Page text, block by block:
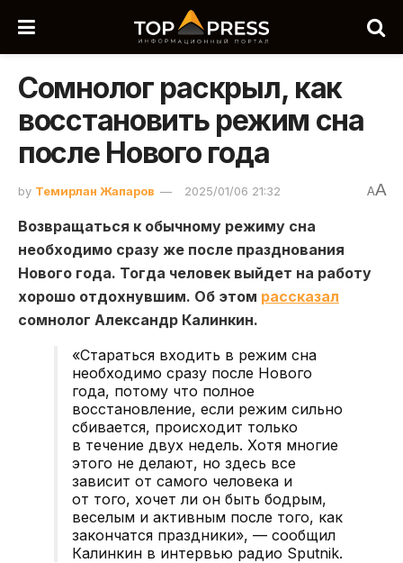
Сомнолог раскрыл, как
восстановить режим сна
после Нового года
by Темирлан Жапаров 2025/01/06 21:32 AA
Возвращаться к обычному режиму сна
необходимо сразу же после празднования
Нового года. Тогда человек выйдет на работу
хорошо отдохнувшим. Об этом рассказал
сомнолог Александр Калинкин.
«Стараться входить в режим сна
необходимо сразу после Нового
года, потому что полное
восстановление, если режим сильно
сбивается, происходит только
в течение двух недель. Хотя многие
этого не делают, но здесь все
зависит от самого человека и
от того, хочет ли он быть бодрым,
веселым и активным после того, как
закончатся праздники», — сообщил
Калинкин в интервью радио Sputnik.